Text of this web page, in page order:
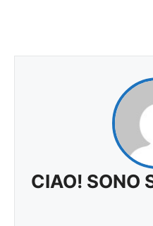
CIAO! SONO